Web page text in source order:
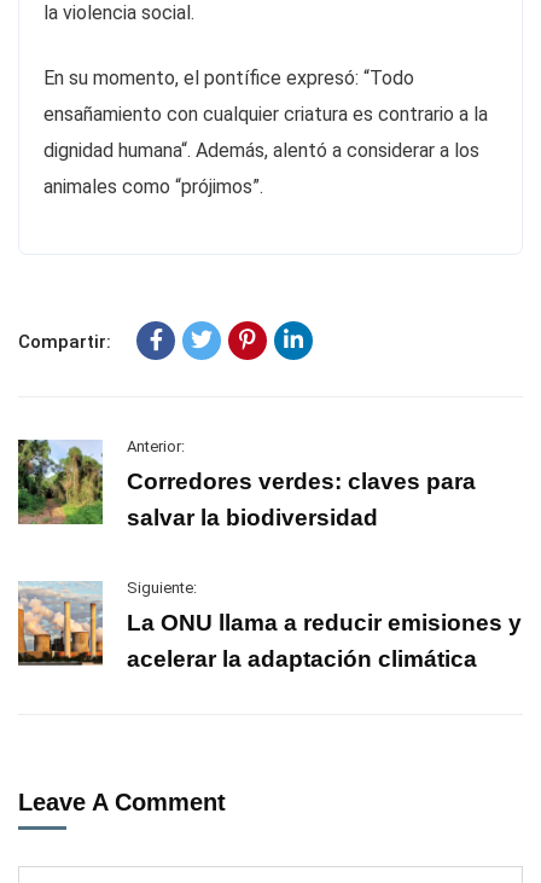
la violencia social.
En su momento, el pontífice expresó: “Todo
ensañamiento con cualquier criatura es contrario a la
dignidad humana“. Además, alentó a considerar a los
animales como “prójimos”.
Compartir:
Anterior:
Corredores verdes: claves para
salvar la biodiversidad
Siguiente:
La ONU llama a reducir emisiones y
acelerar la adaptación climática
Leave A Comment